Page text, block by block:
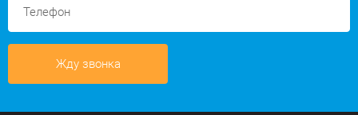
Жду звонка